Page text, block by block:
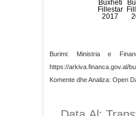
Burimi: Ministria e
https://arkiva.financa.gov.al/
Komente dhe Analiza: Open